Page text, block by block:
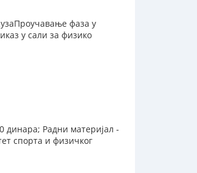
фаза у
у сали за физико
динара; Радни материјал -
спорта и физичког